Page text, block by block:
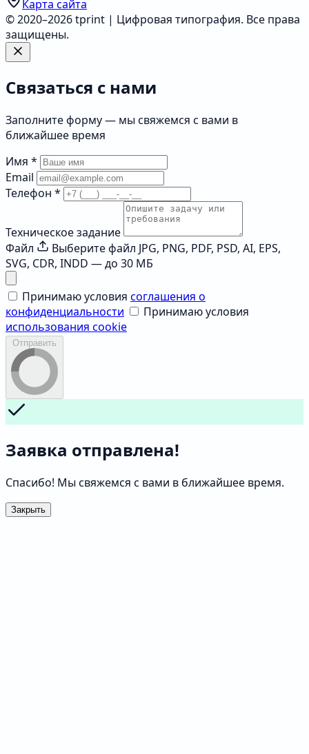
Карта сайта
© 2020–2026 tprint | Цифровая типография. Все права
защищены.
Связаться с нами
Заполните форму — мы свяжемся с вами в
ближайшее время
Имя *
Email
Телефон *
Техническое задание
Файл
Выберите файл JPG, PNG, PDF, PSD, AI, EPS,
SVG, CDR, INDD — до 30 МБ
Принимаю условия соглашения о
конфиденциальности
Принимаю условия
использования cookie
Отправить
Заявка отправлена!
Спасибо! Мы свяжемся с вами в ближайшее время.
Закрыть